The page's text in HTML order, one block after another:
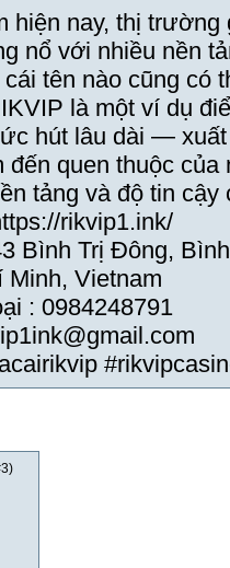
hiện nay, thị
nổ với nhiều nền
cái tên nào cũng
là một ví dụ
hút lâu dài — xuất
đến quen thuộc
tảng và độ tin cậy
rikvip1.ink/
Bình Trị Đông,
Minh, Vietnam
: 0984248791
3)